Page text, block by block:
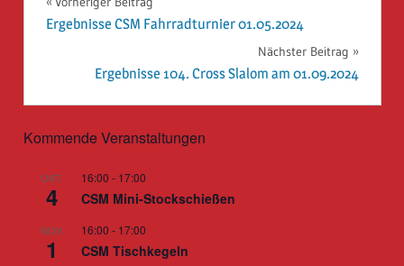
Beitragsnavigation
Ergebnisse CSM Fahrradturnier 01.05.2024
Nächster Beitrag
Ergebnisse 104. Cross Slalom am 01.09.2024
Kommende Veranstaltungen
OKT.
4
16:00 - 17:00
CSM Mini-Stockschießen
NOV.
1
16:00 - 17:00
CSM Tischkegeln